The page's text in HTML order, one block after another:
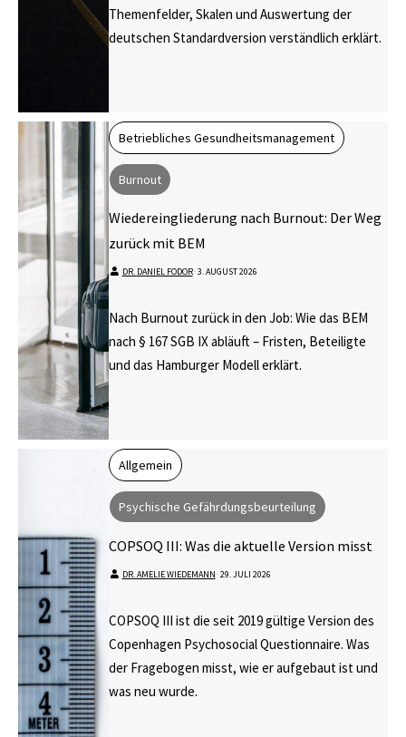
Themenfelder, Skalen und Auswertung der
deutschen Standardversion verständlich erklärt.
Betriebliches Gesundheitsmanagement
Burnout
Wiedereingliederung nach Burnout: Der Weg
zurück mit BEM
DR. DANIEL FODOR⋅ 3. AUGUST 2026
Nach Burnout zurück in den Job: Wie das BEM
nach § 167 SGB IX abläuft – Fristen, Beteiligte
und das Hamburger Modell erklärt.
Allgemein
Psychische Gefährdungsbeurteilung
COPSOQ III: Was die aktuelle Version misst
DR. AMELIE WIEDEMANN⋅ 29. JULI 2026
COPSOQ III ist die seit 2019 gültige Version des
Copenhagen Psychosocial Questionnaire. Was
der Fragebogen misst, wie er aufgebaut ist und
was neu wurde.